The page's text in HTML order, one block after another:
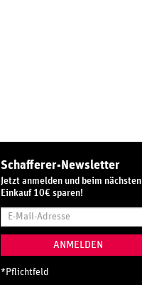
Schafferer-Newsletter
Jetzt anmelden und beim nächsten
Einkauf 10€ sparen!
Mail-
ANMELDEN
* Pflichtfeld